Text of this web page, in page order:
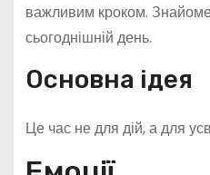
важливим кроком.
сьогоднішній день.
Основна ідея
Це час не для дій, а для